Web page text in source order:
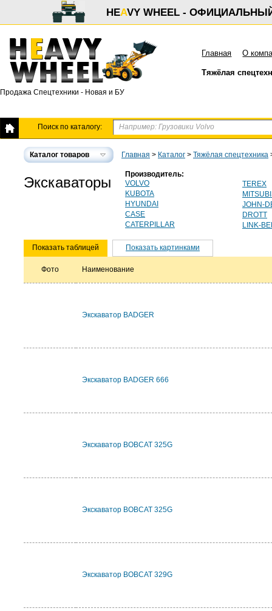
HEAVY WHEEL -
Продажа Спецтехники - Новая и БУ
Главная О
Тяжёлая
Поиск по каталогу:
Каталог товаров Главная > Каталог > Тяжёлая спецтехника
Экскаваторы
Производитель:
VOLVO
KUBOTA
HYUNDAI
CASE
CATERPILLAR
TEREX
JOHN-
DROTT
LINK-
Показать таблицей Показать картинками
Фото Наименование
Экскаватор BADGER
Экскаватор BADGER 666
Экскаватор BOBCAT 325G
Экскаватор BOBCAT 325G
Экскаватор BOBCAT 329G